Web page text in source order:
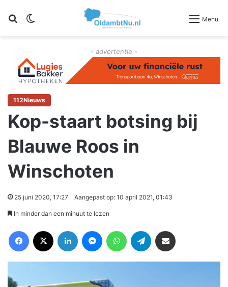
Zoeken Menu
- advertentie -
112Nieuws
Kop-staart botsing bij
Blauwe Roos in
Winschoten
25 juni 2020, 17:27 Aangepast op: 10 april 2021, 01:43
In minder dan een minuut te lezen